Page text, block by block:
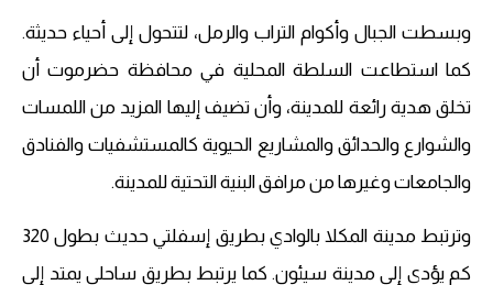
وبسطت الجبال وأكوام التراب والرمل، لتتحول إلى أحياء حديثة.
كما استطاعت السلطة المحلية في محافظة حضرموت أن
تخلق هدية رائعة للمدينة، وأن تضيف إليها المزيد من اللمسات
والشوارع والحدائق والمشاريع الحيوية كالمستشفيات والفنادق
والجامعات وغيرها من مرافق البنية التحتية للمدينة.
وترتبط مدينة المكلا بالوادي بطريق إسفلتي حديث بطول 320
كم يؤدي إلى مدينة سيئون. كما يرتبط بطريق ساحلي يمتد إلى